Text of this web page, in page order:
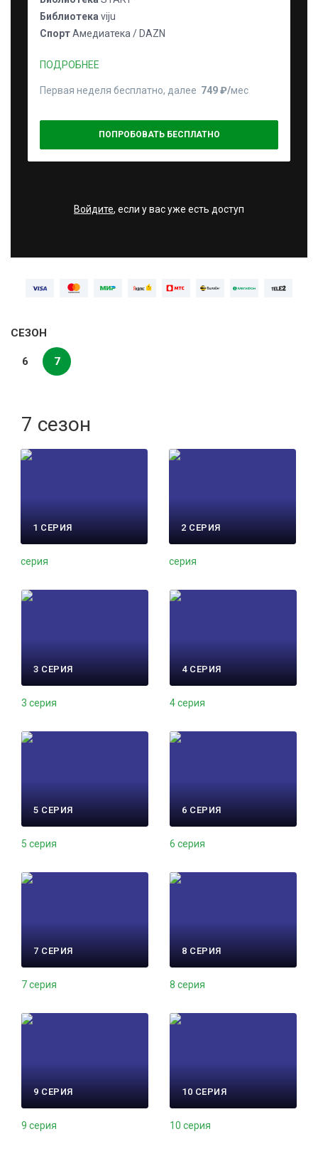
Библиотека viju
СпортАмедиатека / DAZN
ПОДРОБНЕЕ
Первая неделя бесплатно, далее 749 ₽⁠/⁠мес
ПОПРОБОВАТЬ БЕСПЛАТНО
Войдите, если у вас уже есть доступ
СЕЗОН
6 7
7 сезон
1 СЕРИЯ
серия
2 СЕРИЯ
серия
3 СЕРИЯ
3 серия
4 СЕРИЯ
4 серия
5 СЕРИЯ
5 серия
6 СЕРИЯ
6 серия
7 СЕРИЯ
7 серия
8 СЕРИЯ
8 серия
9 СЕРИЯ
9 серия
10 СЕРИЯ
10 серия